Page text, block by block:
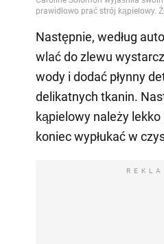
Następnie, według
wlać do zlewu
wody i dodać płynny
delikatnych tkanin.
kąpielowy należy lekko
koniec wypłukać w